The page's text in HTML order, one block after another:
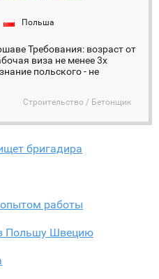
Польша
Требования: возраст от
виза не менее 3х
польского - не
Строительство / Бетонщик
бригадира
работы
Польшу Швецию